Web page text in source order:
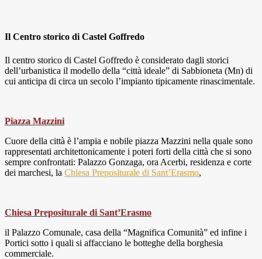
Il Centro storico di Castel Goffredo
Il centro storico di Castel Goffredo è considerato dagli storici
dell’urbanistica il modello della “città ideale” di Sabbioneta (Mn) di
cui anticipa di circa un secolo l’impianto tipicamente rinascimentale.
Piazza Mazzini
Cuore della città è l’ampia e nobile piazza Mazzini nella quale sono
rappresentati architettonicamente i poteri forti della città che si sono
sempre confrontati: Palazzo Gonzaga, ora Acerbi, residenza e corte
dei marchesi, la Chiesa Prepositurale di Sant’Erasmo,
Chiesa Prepositurale di Sant’Erasmo
il Palazzo Comunale, casa della “Magnifica Comunità” ed infine i
Portici sotto i quali si affacciano le botteghe della borghesia
commerciale.